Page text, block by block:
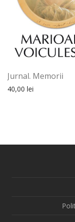
Jurnal. Memorii
40,00 lei